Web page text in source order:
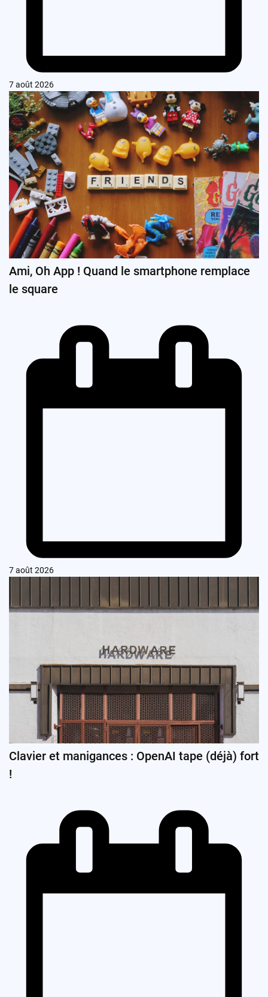
7 août 2026
Ami, Oh App ! Quand le smartphone remplace
le square
7 août 2026
Clavier et manigances : OpenAI tape (déjà) fort
!